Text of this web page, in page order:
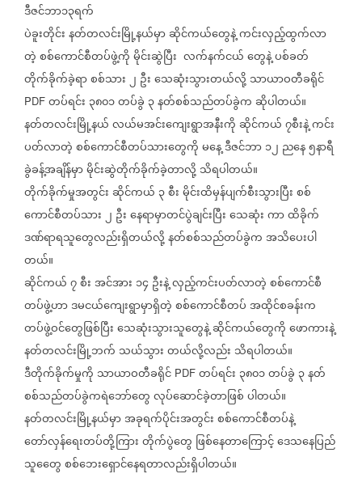
ဒီဇင်ဘာ၁၃ရက်
ပဲခူးတိုင်းနတ်တလင်းမြို့နယ်မှာဆိုင်ကယ်တွေနဲ့ကင်းလှည့်ထွက်လာ
တဲ့စစ်ကောင်စီတပ်ဖွဲ့ကိုမိုင်းဆွဲပြီး လက်နက်ငယ်တွေနဲ့ပစ်ခတ်
တိုက်ခိုက်ခဲ့ရာစစ်သား၂ ဦးသေဆုံးသွားတယ်လို့သာယာဝတီခရိုင်
PDF တပ်ရင်း ၃၈၀၁တပ်ခွဲ ၃နတ်စစ်သည်တပ်ခွဲကဆိုပါတယ်။
နတ်တလင်းမြို့နယ်လယ်မအင်းကျေးရွာအနီးကိုဆိုင်ကယ်၇စီးနဲ့ကင်း
ပတ်လာတဲ့စစ်ကောင်စီတပ်သားတွေကိုမနေ့ဒီဇင်ဘာ၁၂ ညနေ၅နာရီ
ခွဲခန့်အချိန်မှာမိုင်းဆွဲတိုက်ခိုက်ခဲ့တာလို့သိရပါတယ်။
တိုက်ခိုက်မှုအတွင်းဆိုင်ကယ် ၃စီးမိုင်းထိမှန်ပျက်စီးသွားပြီးစစ်
ကောင်စီတပ်သား၂ ဦးနေရာမှာတင်ပွဲချင်းပြီးသေဆုံးကာထိခိုက်
ဒဏ်ရာရသူတွေလည်းရှိတယ်လို့နတ်စစ်သည်တပ်ခွဲကအသိပေးပါ
တယ်။
ဆိုင်ကယ်၇စီးအင်အား ၁၄ ဦးနဲ့လှည့်ကင်းပတ်လာတဲ့စစ်ကောင်စီ
တပ်ဖွဲ့ဟာဒမငယ်ကျေးရွာမှာရှိတဲ့စစ်ကောင်စီတပ်အထိုင်စခန်းက
တပ်ဖွဲ့ဝင်တွေဖြစ်ပြီးသေဆုံးသွားသူတွေနဲ့ဆိုင်ကယ်တွေကိုဖောကားနဲ့
နတ်တလင်းမြို့ဘက် သယ်သွားတယ်လို့လည်း သိရပါတယ်။
ဒီတိုက်ခိုက်မှုကို သာယာဝတီခရိုင် PDF တပ်ရင်း ၃၈၀၁တပ်ခွဲ ၃နတ်
စစ်သည်တပ်ခွဲကရဲဘော်တွေလုပ်ဆောင်ခဲ့တာဖြစ်ပါတယ်။
နတ်တလင်းမြို့နယ်မှာအခုရက်ပိုင်းအတွင်းစစ်ကောင်စီတပ်နဲ့
တော်လှန်ရေးတပ်တို့ကြားတိုက်ပွဲတွေ ဖြစ်နေတာကြောင့်ဒေသနေပြည်
သူတွေေစစ်ဘေးရှောင်နေရတာလည်းရှိပါတယ်။